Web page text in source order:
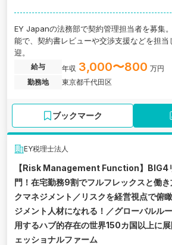
EY Japanの法務部で契約管理担当者を募集
能で、契約書レビューや交渉支援などを担当
迎。
給与 年収 3,000〜800 万円
勤務地
東京都千代田区
ブックマーク
EY税理士法人
【Risk Management Function】BIG4
門！在宅勤務9割でフルフレックスと働
クマネジメント／リスクを経営視点で俯
ジメント人材になれる！／グローバルル
用するハブ的存在の世界150カ国以上に
ェッショナルファーム